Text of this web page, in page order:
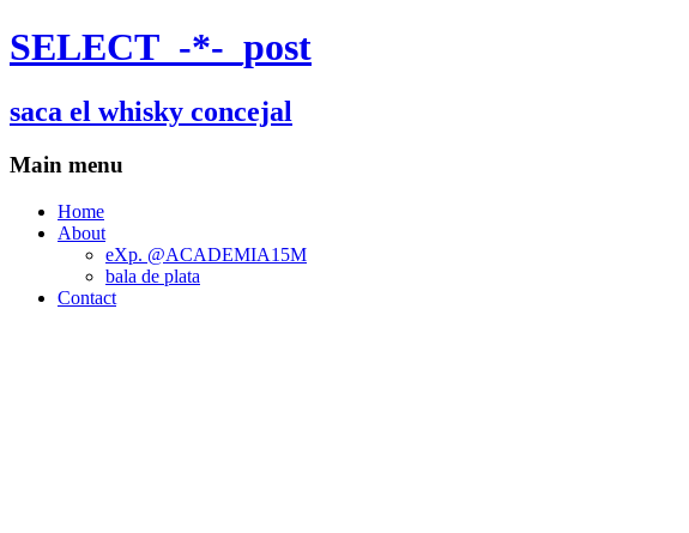
SELECT_-*-_post
saca el whisky concejal
Main menu
Home
About
eXp. @ACADEMIA15M
bala de plata
Contact